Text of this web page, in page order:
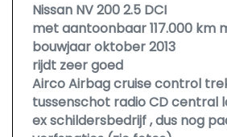
Nissan NV 200 2.5 DCI
met aantoonbaar 117.000 km
bouwjaar oktober 2013
rijdt zeer goed
Airco Airbag cruise control
tussenschot radio CD central
ex schildersbedrijf , dus nog